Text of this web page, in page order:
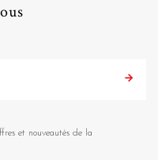
et nouveautés de la